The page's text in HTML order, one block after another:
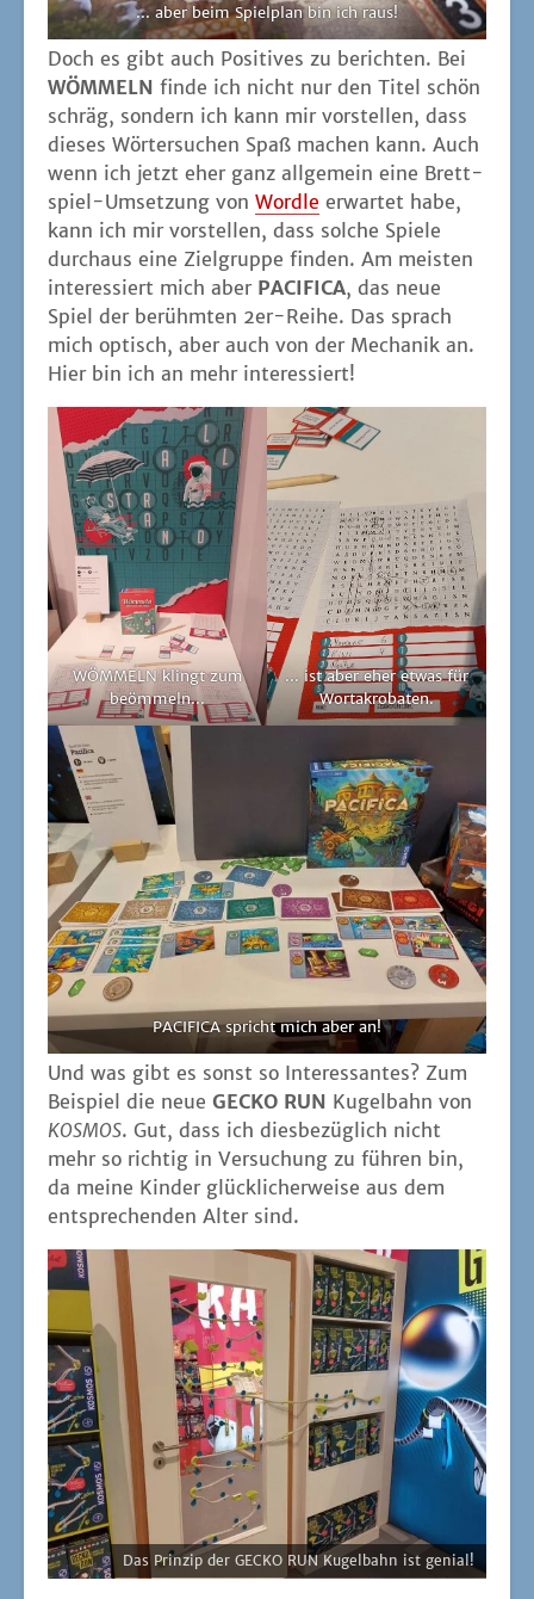
... aber beim Spiel­plan bin ich raus!
Doch es gibt auch Posi­ti­ves zu berich­ten. Bei
WÖMMELN fin­de ich nicht nur den Titel schön
schräg, son­dern ich kann mir vor­stel­len, dass
die­ses Wör­ter­su­chen Spaß machen kann. Auch
wenn ich jetzt eher ganz all­ge­mein eine Brett­
spiel-Umset­zung von Word­le erwar­tet habe,
kann ich mir vor­stel­len, dass sol­che Spie­le
durch­aus eine Ziel­grup­pe fin­den. Am meis­ten
inter­es­siert mich aber PACIFICA, das neue
Spiel der berühm­ten 2er-Rei­he. Das sprach
mich optisch, aber auch von der Mecha­nik an.
Hier bin ich an mehr interessiert!
WÖMMELN klingt zum
beömmeln...
... ist aber eher etwas für
Wortakrobaten.
PACIFICA spricht mich aber an!
Und was gibt es sonst so Inter­es­san­tes? Zum
Bei­spiel die neue GECKO RUN Kugel­bahn von
KOSMOS. Gut, dass ich dies­be­züg­lich nicht
mehr so rich­tig in Ver­su­chung zu füh­ren bin,
da mei­ne Kin­der glück­li­cher­wei­se aus dem
ent­spre­chen­den Alter sind.
Das Prin­zip der GECKO RUN Kugel­bahn ist genial!